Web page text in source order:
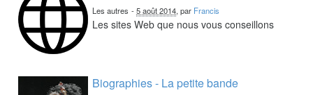
Les autres -5 août 2014, par Francis
Les sites Web que nous vous conseillons
Biographies - La petite bande